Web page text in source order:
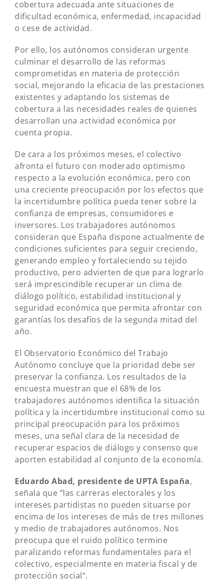
cobertura adecuada ante situaciones de
dificultad económica, enfermedad, incapacidad
o cese de actividad.
Por ello, los autónomos consideran urgente
culminar el desarrollo de las reformas
comprometidas en materia de protección
social, mejorando la eficacia de las prestaciones
existentes y adaptando los sistemas de
cobertura a las necesidades reales de quienes
desarrollan una actividad económica por
cuenta propia.
De cara a los próximos meses, el colectivo
afronta el futuro con moderado optimismo
respecto a la evolución económica, pero con
una creciente preocupación por los efectos que
la incertidumbre política pueda tener sobre la
confianza de empresas, consumidores e
inversores. Los trabajadores autónomos
consideran que España dispone actualmente de
condiciones suficientes para seguir creciendo,
generando empleo y fortaleciendo su tejido
productivo, pero advierten de que para lograrlo
será imprescindible recuperar un clima de
diálogo político, estabilidad institucional y
seguridad económica que permita afrontar con
garantías los desafíos de la segunda mitad del
año.
El Observatorio Económico del Trabajo
Autónomo concluye que la prioridad debe ser
preservar la confianza. Los resultados de la
encuesta muestran que el 68% de los
trabajadores autónomos identifica la situación
política y la incertidumbre institucional como su
principal preocupación para los próximos
meses, una señal clara de la necesidad de
recuperar espacios de diálogo y consenso que
aporten estabilidad al conjunto de la economía.
Eduardo Abad, presidente de UPTA España,
señala que “las carreras electorales y los
intereses partidistas no pueden situarse por
encima de los intereses de más de tres millones
y medio de trabajadores autónomos. Nos
preocupa que el ruido político termine
paralizando reformas fundamentales para el
colectivo, especialmente en materia fiscal y de
protección social”.